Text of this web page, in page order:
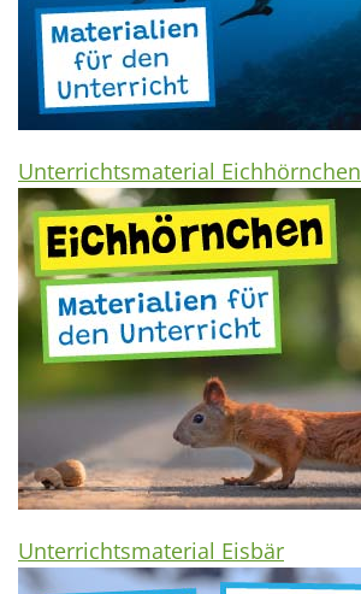
Unterrichtsmaterial Eichhörnchen
Unterrichtsmaterial Eisbär